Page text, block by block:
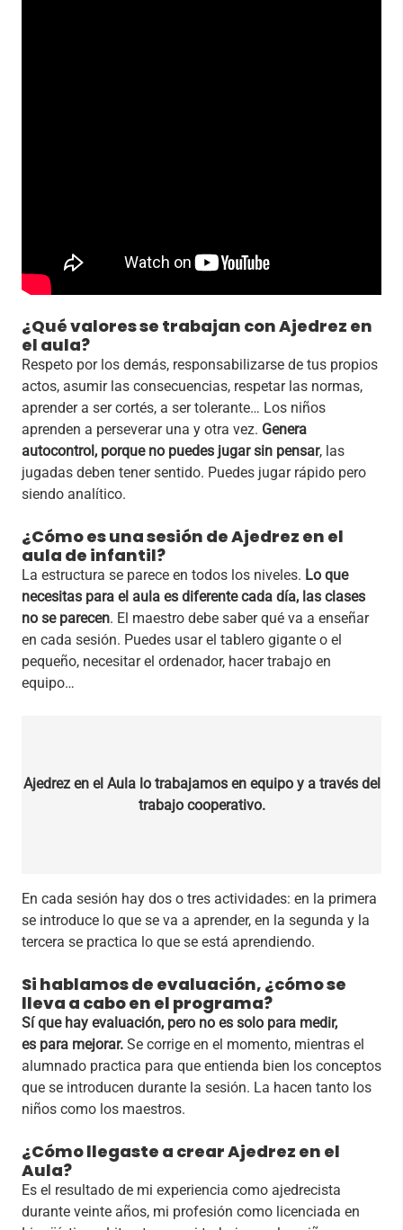
¿Qué valores se trabajan con Ajedrez en
el aula?
Respeto por los demás, responsabilizarse de tus propios
actos, asumir las consecuencias, respetar las normas,
aprender a ser cortés, a ser tolerante… Los niños
aprenden a perseverar una y otra vez. Genera
autocontrol, porque no puedes jugar sin pensar, las
jugadas deben tener sentido. Puedes jugar rápido pero
siendo analítico.
¿Cómo es una sesión de Ajedrez en el
aula de infantil?
La estructura se parece en todos los niveles. Lo que
necesitas para el aula es diferente cada día, las clases
no se parecen. El maestro debe saber qué va a enseñar
en cada sesión. Puedes usar el tablero gigante o el
pequeño, necesitar el ordenador, hacer trabajo en
equipo…
Ajedrez en el Aula lo trabajamos en equipo y a través del
trabajo cooperativo.
En cada sesión hay dos o tres actividades: en la primera
se introduce lo que se va a aprender, en la segunda y la
tercera se practica lo que se está aprendiendo.
Si hablamos de evaluación, ¿cómo se
lleva a cabo en el programa?
Sí que hay evaluación, pero no es solo para medir,
es para mejorar. Se corrige en el momento, mientras el
alumnado practica para que entienda bien los conceptos
que se introducen durante la sesión. La hacen tanto los
niños como los maestros.
¿Cómo llegaste a crear Ajedrez en el
Aula?
Es el resultado de mi experiencia como ajedrecista
durante veinte años, mi profesión como licenciada en